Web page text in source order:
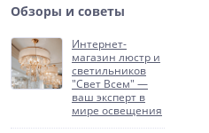
Обзоры и советы
Интернет-
магазин люстр и
светильников
"Свет Всем" —
ваш эксперт в
мире освещения